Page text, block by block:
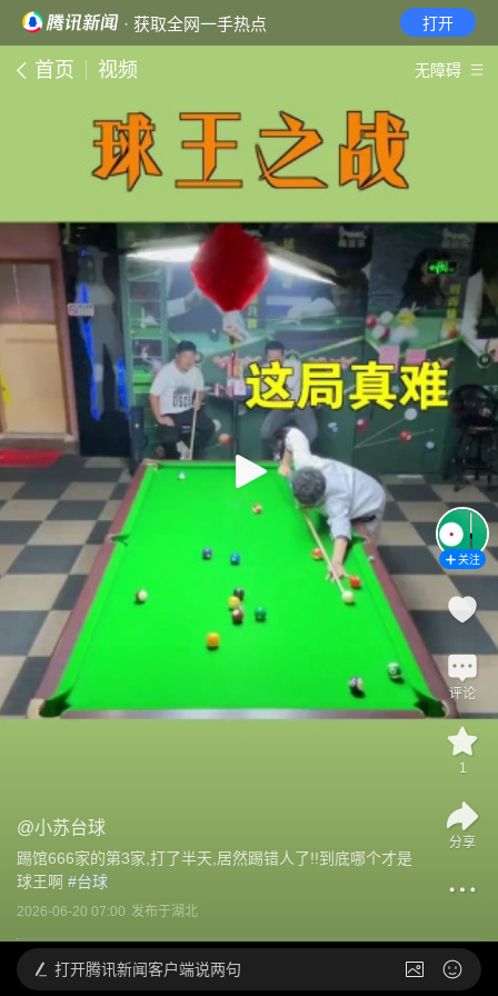
· 获取全网一手热点 打开
首页 视频 无障碍
@小苏台球
踢馆666家的第3家,打了半天,居然踢错人了!!到底哪个才是
球王啊 #台球
2026-06-20 07:00 发布于湖北
关注
评论
1
分享
打开腾讯新闻客户端说两句